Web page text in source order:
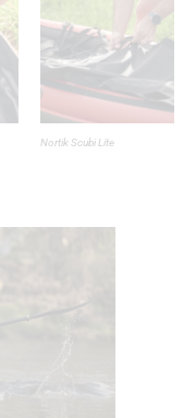
Nortik Scubi Lite